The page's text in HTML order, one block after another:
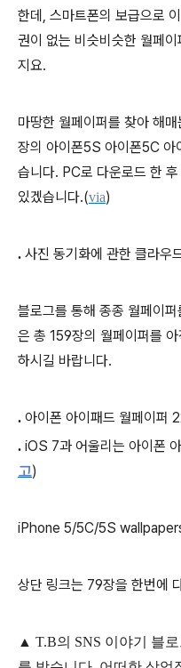
한데, 스마트폰의 보급으로
권이 없는 비슷비슷한 월페
지요.
마땅한 월페이퍼를 찾아 해
장의 아이폰5S 아이폰5C 아
습니다. PC로 다운로드 한
있겠습니다.(via)
. 사진 동기화에 관한 클라우
블로그를 통해 종종 월페이
은 총 159장의 월페이퍼를
하시길 바랍니다.
. 아이폰 아이패드 월페이퍼
. iOS 7과 어울리는 아이폰
고)
iPhone 5/5C/5S
상단 링크는 79장을 한번에
▲ T.B의 SNS 이야기 블